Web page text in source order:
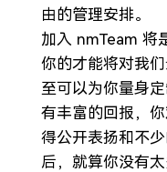
由的管理安排。
加入 nmTeam
你的才能将对我
至可以为你量身
有丰富的回报，
得公开表扬和不
后，就算你没有